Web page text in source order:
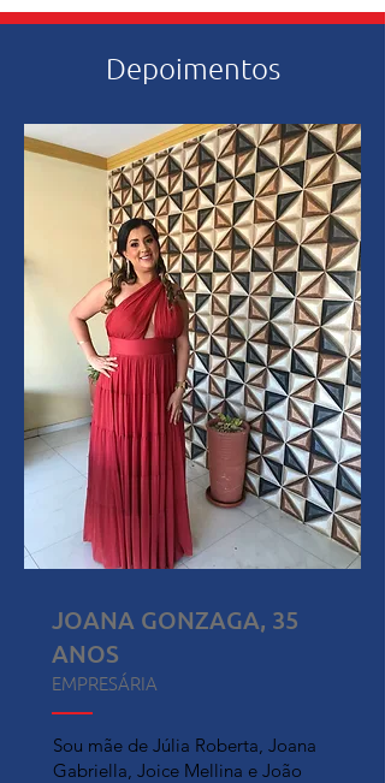
Depoimentos
JOANA GONZAGA, 35
ANOS
EMPRESÁRIA
Sou mãe de Júlia Roberta, Joana
Gabriella, Joice Mellina e João